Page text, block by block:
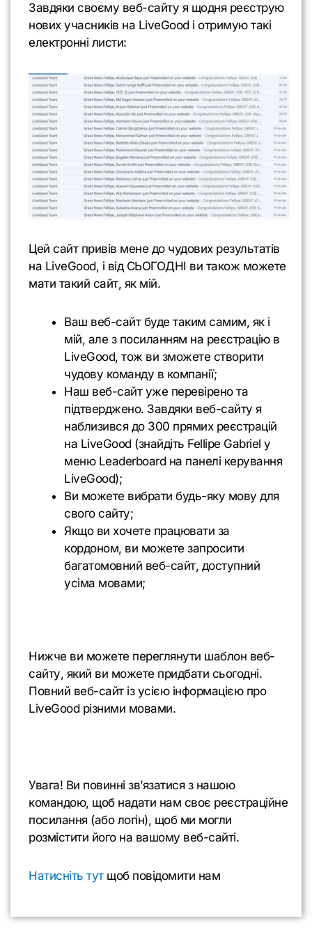
Завдяки своєму веб-сайту я щодня реєструю
нових учасників на LiveGood і отримую такі
електронні листи:
Цей сайт привів мене до чудових результатів
на LiveGood, і від СЬОГОДНІ ви також можете
мати такий сайт, як мій.
Ваш веб-сайт буде таким самим, як і
мій, але з посиланням на реєстрацію в
LiveGood, тож ви зможете створити
чудову команду в компанії;
Наш веб-сайт уже перевірено та
підтверджено. Завдяки веб-сайту я
наблизився до 300 прямих реєстрацій
на LiveGood (знайдіть Fellipe Gabriel у
меню Leaderboard на панелі керування
LiveGood);
Ви можете вибрати будь-яку мову для
свого сайту;
Якщо ви хочете працювати за
кордоном, ви можете запросити
багатомовний веб-сайт, доступний
усіма мовами;
Нижче ви можете переглянути шаблон веб-
сайту, який ви можете придбати сьогодні.
Повний веб-сайт із усією інформацією про
LiveGood різними мовами.
Увага! Ви повинні зв’язатися з нашою
командою, щоб надати нам своє реєстраційне
посилання (або логін), щоб ми могли
розмістити його на вашому веб-сайті.
Натисніть тутщоб повідомити нам